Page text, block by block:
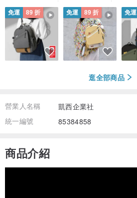
免運 89 折 免運 89 折 免運
逛全部商品
營業人名稱
凱西企業社
統一編號
85384858
商品介紹